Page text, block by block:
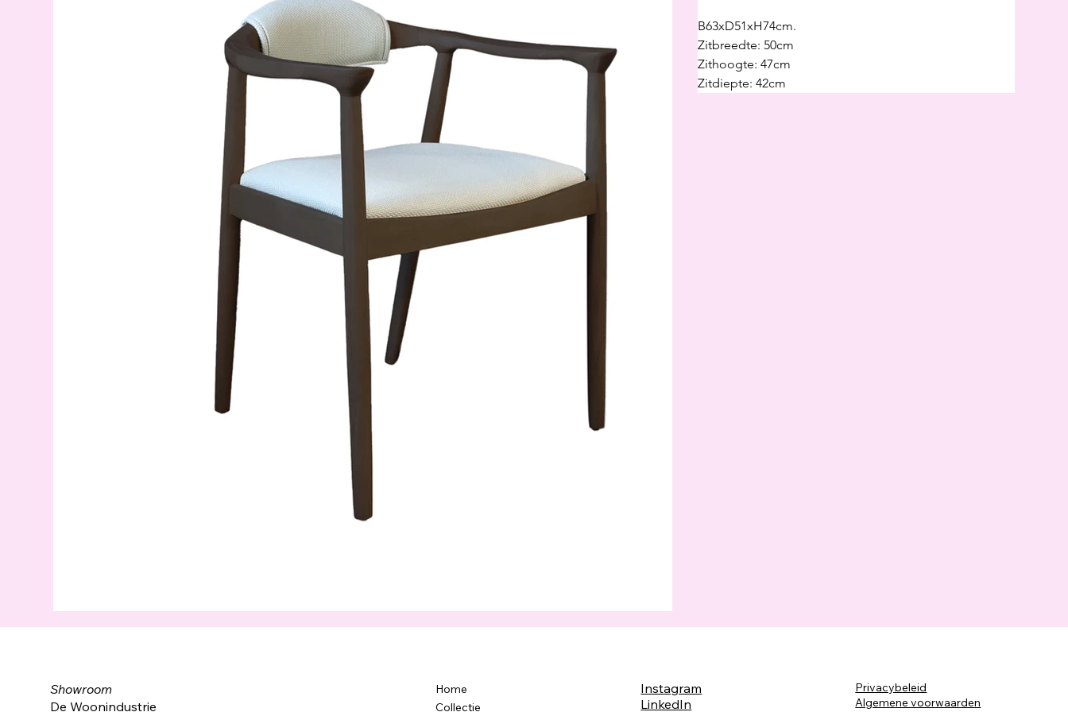
B63xD51xH74cm.
Zitbreedte: 50cm
Zithoogte: 47cm
Zitdiepte: 42cm
Showroom
De Woonindustrie
Home
Collectie
Instagram
LinkedIn
Privacybeleid
Algemene voorwaarden